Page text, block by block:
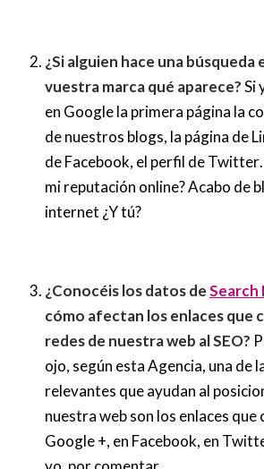
¿Si alguien hace una búsqueda
vuestra marca qué aparece?Si
en Google la primera página la
de nuestros blogs, la página de
de Facebook, el perfil de
mi reputación online? Acabo de
internet ¿Y tú?
¿Conocéis los datos de
cómo afectan los enlaces que
redes de nuestra web al SEO?
ojo, según esta Agencia, una de
relevantes que ayudan al
nuestra web son los enlaces
Google +, en Facebook, en